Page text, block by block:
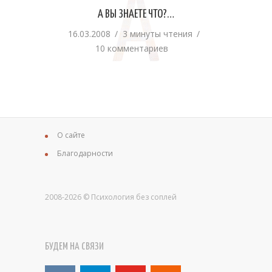
А ВЫ ЗНАЕТЕ ЧТО?…
16.03.2008
3 минуты чтения
10 комментариев
А
О сайте
Благодарности
2008-2026 © Психология без соплей
БУДЕМ НА СВЯЗИ